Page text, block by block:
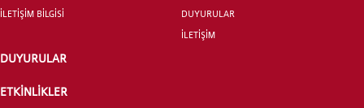
İLETİŞİM BİLGİSİ
DUYURULAR
İLETİŞİM
DUYURULAR
ETKİNLİKLER